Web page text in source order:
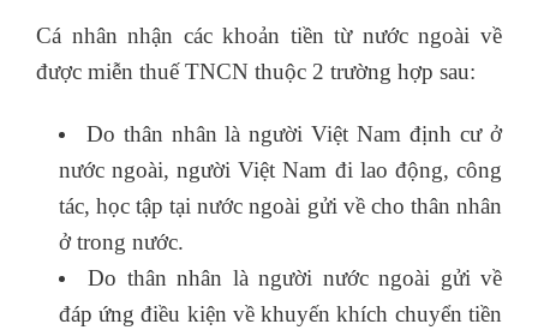
Cá nhân nhận các khoản tiền từ nước ngoài về
được miễn thuế TNCN thuộc 2 trường hợp sau:
Do thân nhân là người Việt Nam định cư ở
nước ngoài, người Việt Nam đi lao động, công
tác, học tập tại nước ngoài gửi về cho thân nhân
ở trong nước.
Do thân nhân là người nước ngoài gửi về
đáp ứng điều kiện về khuyến khích chuyển tiền